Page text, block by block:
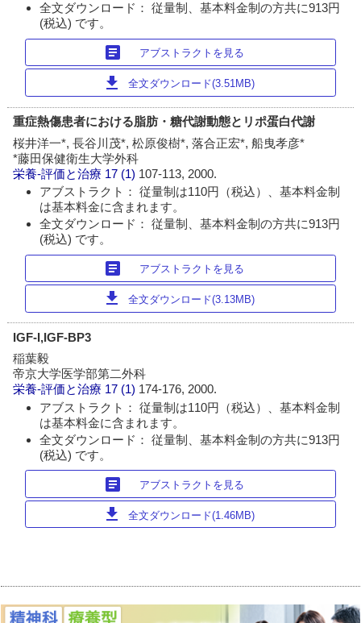
全文ダウンロード： 従量制、基本料金制の方共に913円
(税込) です。
article アブストラクトを見る
download 全文ダウンロード(3.51MB)
重症熱傷患者における脂肪・糖代謝動態とリポ蛋白代謝
桜井洋一*, 長谷川茂*, 松原俊樹*, 落合正宏*, 船曳孝彦*
*藤田保健衛生大学外科
栄養-評価と治療 17 (1) 107-113, 2000.
アブストラクト： 従量制は110円（税込）、基本料金制
は基本料金に含まれます。
全文ダウンロード： 従量制、基本料金制の方共に913円
(税込) です。
article アブストラクトを見る
download 全文ダウンロード(3.13MB)
IGF-I,IGF-BP3
稲葉毅
帝京大学医学部第二外科
栄養-評価と治療 17 (1) 174-176, 2000.
アブストラクト： 従量制は110円（税込）、基本料金制
は基本料金に含まれます。
全文ダウンロード： 従量制、基本料金制の方共に913円
(税込) です。
article アブストラクトを見る
download 全文ダウンロード(1.46MB)